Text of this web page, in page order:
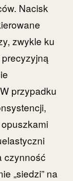
Nacisk
zwykle ku
przypadku
czynność
„siedzi” na